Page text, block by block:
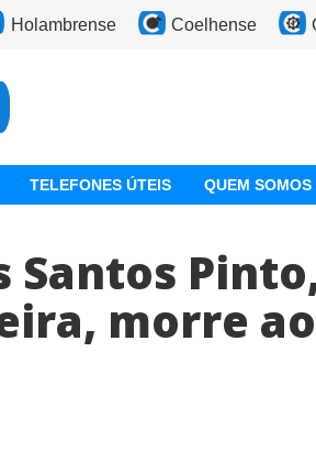
Holambrense Coelhense
TELEFONES ÚTEIS QUEM SOMOS
Santos
morre